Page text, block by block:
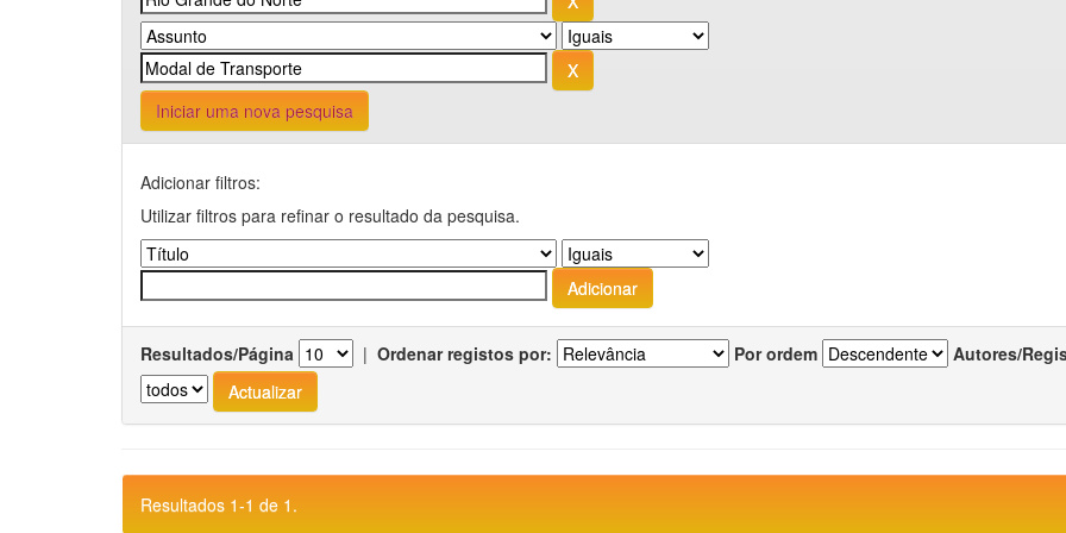
Iniciar uma nova pesquisa
Adicionar filtros:
Utilizar filtros para refinar o resultado da pesquisa.
Resultados/Página | Ordenar registos por: Por ordem Autores/
Resultados 1-1 de 1.